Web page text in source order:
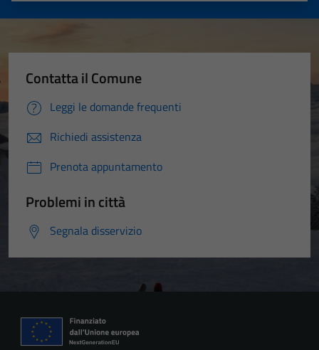
Contatta il Comune
Leggi le domande frequenti
Richiedi assistenza
Prenota appuntamento
Problemi in città
Segnala disservizio